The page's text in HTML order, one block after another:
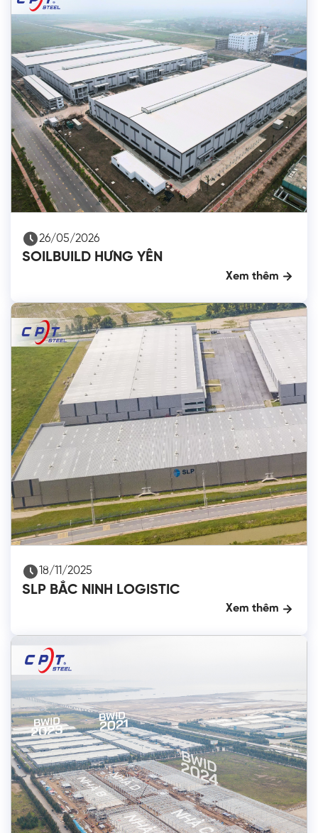
26/05/2026
SOILBUILD HƯNG YÊN
Xem thêm
18/11/2025
SLP BẮC NINH LOGISTIC
Xem thêm